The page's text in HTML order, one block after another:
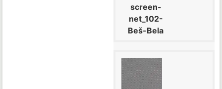
screen-
net_102-
Beš-Bela